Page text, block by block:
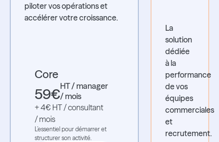
piloter vos opérations et
accélérer votre croissance.
Core
59€HT / manager
/ mois
+ 4€ HT / consultant
/ mois
L’essentiel pour démarrer et
structurer son activité.
La
solution
dédiée
à la
performance
de vos
équipes
commerciales
et
recrutement.